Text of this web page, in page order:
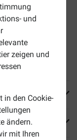
und
zeigen und
in den Cookie-
ändern.
mit Ihren
anzuregen